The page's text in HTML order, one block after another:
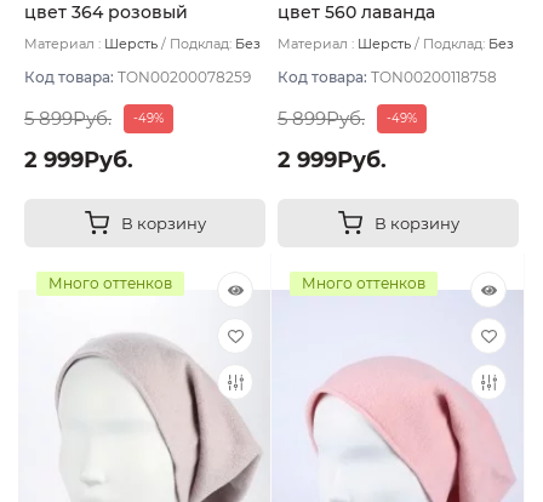
цвет 364 розовый
пудровый
Материал : Шерсть Подклад: Без
Код товара: TON00200078259
5 899Руб. -49%
2 999Руб.
В корзину
цвет 560 лаванда
Материал : Шерсть Подклад: Без
Код товара: TON00200118758
5 899Руб. -49%
2 999Руб.
В корзину
Много оттенков Много оттенков